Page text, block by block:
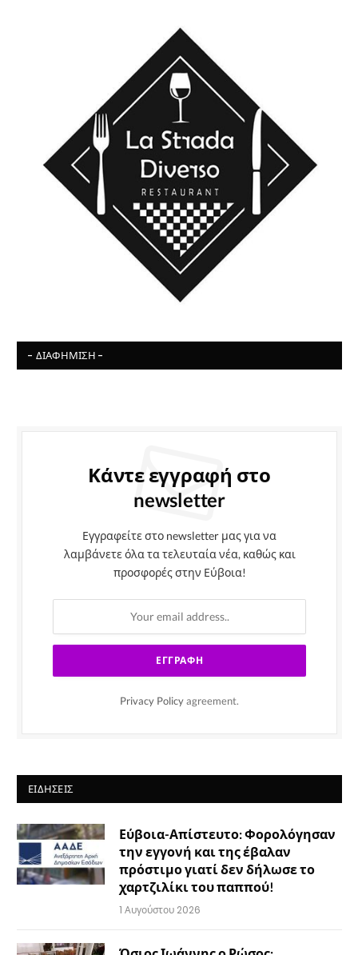
- ΔΙΑΦΉΜΙΣΗ -
Κάντε εγγραφή στο
newsletter
Εγγραφείτε στο newsletter μας για να
λαμβάνετε όλα τα τελευταία νέα, καθώς και
προσφορές στην Εύβοια!
Privacy Policy agreement.
ΕΙΔΉΣΕΙΣ
Εύβοια-Απίστευτο: Φορολόγησαν
την εγγονή και της έβαλαν
πρόστιμο γιατί δεν δήλωσε το
χαρτζιλίκι του παππού!
1 Αυγούστου 2026